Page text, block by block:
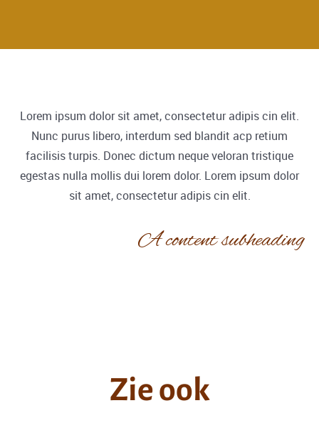
Lorem ipsum dolor sit amet, consectetur adipis cin elit.
Nunc purus libero, interdum sed blandit acp retium
facilisis turpis. Donec dictum neque veloran tristique
egestas nulla mollis dui lorem dolor. Lorem ipsum dolor
sit amet, consectetur adipis cin elit.
A content subheading
Zie ook